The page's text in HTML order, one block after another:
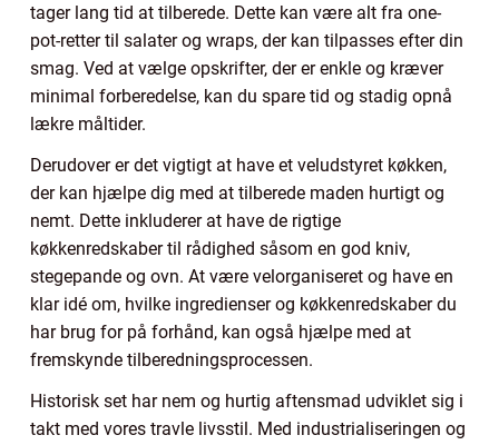
tager lang tid at tilberede. Dette kan være alt fra one-
pot-retter til salater og wraps, der kan tilpasses efter din
smag. Ved at vælge opskrifter, der er enkle og kræver
minimal forberedelse, kan du spare tid og stadig opnå
lækre måltider.
Derudover er det vigtigt at have et veludstyret køkken,
der kan hjælpe dig med at tilberede maden hurtigt og
nemt. Dette inkluderer at have de rigtige
køkkenredskaber til rådighed såsom en god kniv,
stegepande og ovn. At være velorganiseret og have en
klar idé om, hvilke ingredienser og køkkenredskaber du
har brug for på forhånd, kan også hjælpe med at
fremskynde tilberedningsprocessen.
Historisk set har nem og hurtig aftensmad udviklet sig i
takt med vores travle livsstil. Med industrialiseringen og